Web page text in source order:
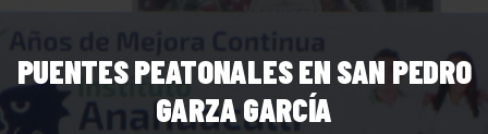
PUENTES PEATONALES EN SAN PEDRO
GARZA GARCÍA